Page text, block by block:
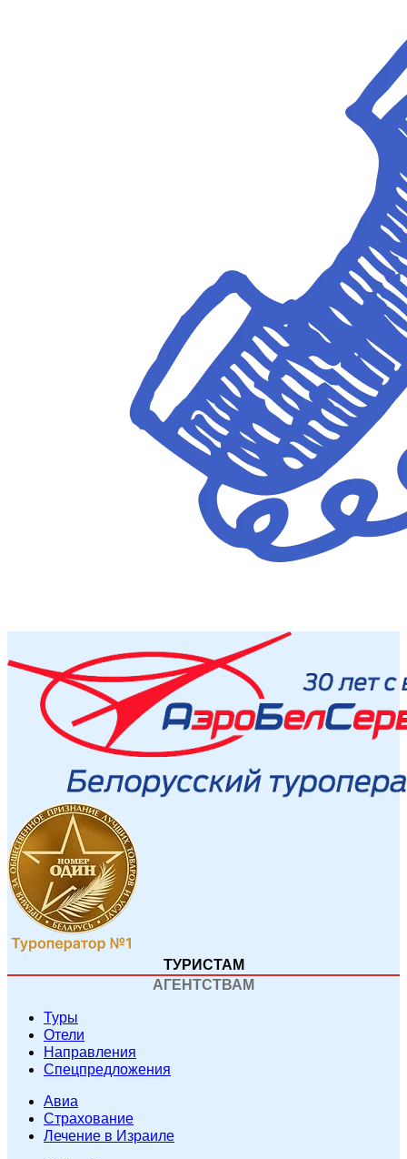
ТУРИСТАМ
АГЕНТСТВАМ
Туры
Отели
Направления
Спецпредложения
Авиа
Страхование
Лечение в Израиле